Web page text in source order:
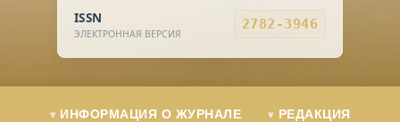
ISSN
ЭЛЕКТРОННАЯ ВЕРСИЯ
2782-3946
ИНФОРМАЦИЯ О ЖУРНАЛЕ РЕДАКЦИЯ